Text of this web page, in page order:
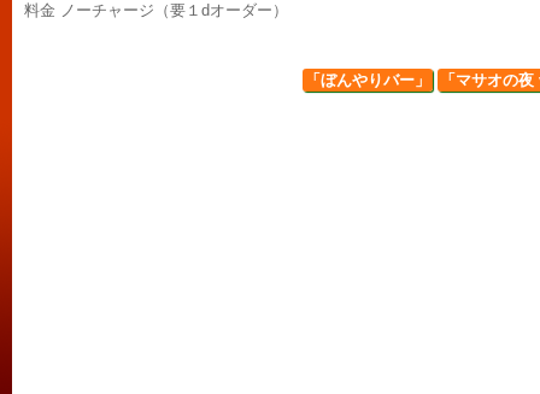
料金 ノーチャージ（要１dオーダー）
「ぼんやりバー」 「マサオの